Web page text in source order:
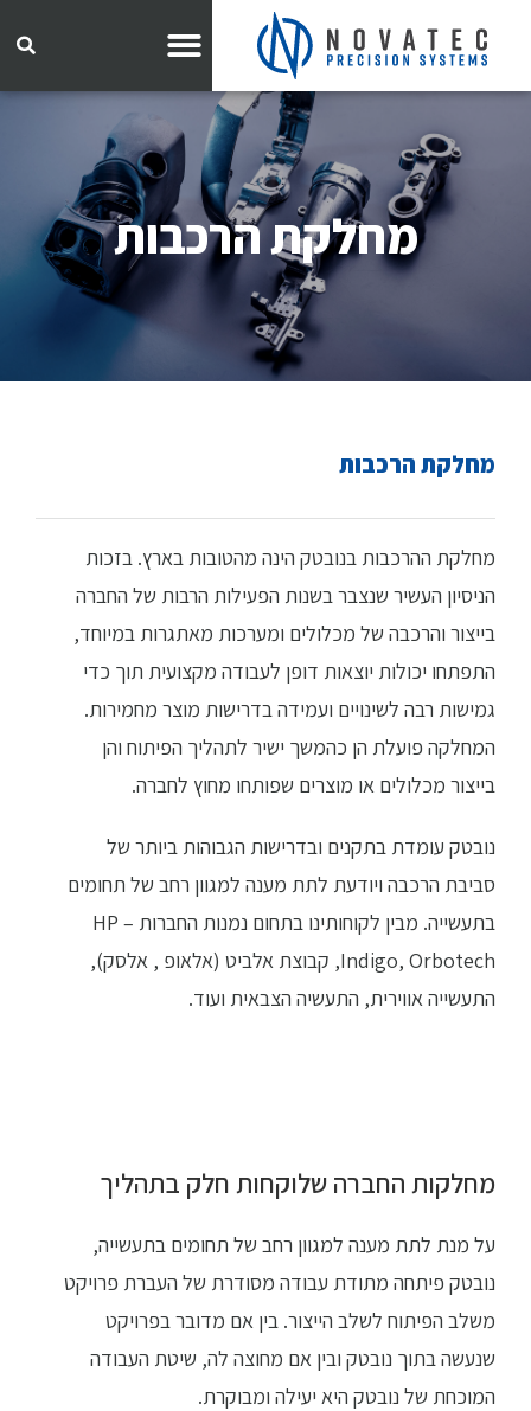
מחלקת הרכבות
מחלקת הרכבות
מחלקת ההרכבות בנובטק הינה מהטובות בארץ. בזכות
הניסיון העשיר שנצבר בשנות הפעילות הרבות של החברה
בייצור והרכבה של מכלולים ומערכות מאתגרות במיוחד,
התפתחו יכולות יוצאות דופן לעבודה מקצועית תוך כדי
גמישות רבה לשינויים ועמידה בדרישות מוצר מחמירות.
המחלקה פועלת הן כהמשך ישיר לתהליך הפיתוח והן
בייצור מכלולים או מוצרים שפותחו מחוץ לחברה.
נובטק עומדת בתקנים ובדרישות הגבוהות ביותר של
סביבת הרכבה ויודעת לתת מענה למגוון רחב של תחומים
בתעשייה. מבין לקוחותינו בתחום נמנות החברות – HP
Indigo, Orbotech, קבוצת אלביט (אלאופ , אלסק),
התעשייה אווירית, התעשיה הצבאית ועוד.
מחלקות החברה שלוקחות חלק בתהליך
על מנת לתת מענה למגוון רחב של תחומים בתעשייה,
נובטק פיתחה מתודת עבודה מסודרת של העברת פרויקט
משלב הפיתוח לשלב הייצור. בין אם מדובר בפרויקט
שנעשה בתוך נובטק ובין אם מחוצה לה, שיטת העבודה
המוכחת של נובטק היא יעילה ומבוקרת.